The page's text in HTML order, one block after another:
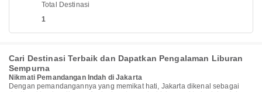
Total Destinasi
1
Cari Destinasi Terbaik dan Dapatkan Pengalaman Liburan
Sempurna
Nikmati Pemandangan Indah di Jakarta
Dengan pemandangannya yang memikat hati, Jakarta dikenal sebagai